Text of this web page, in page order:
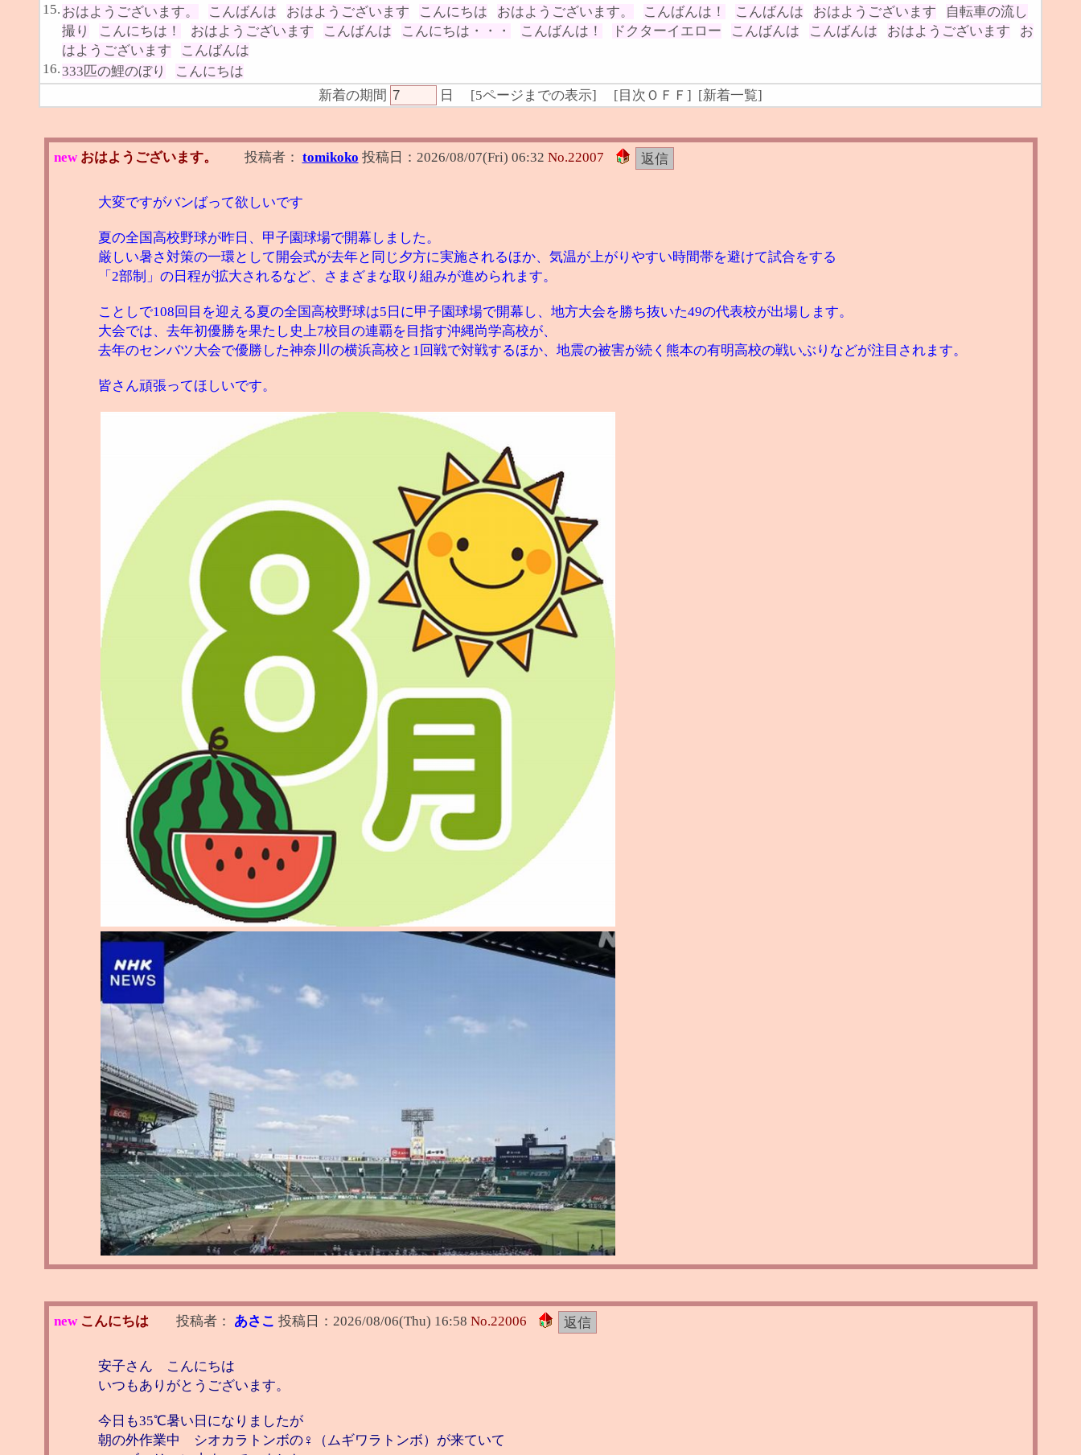
15. おはようございます。 こんばんは おはようございます こんにちは おはようございます。 こんばんは！ こんばんは おはようございます
自転車の流し
撮り
こんにちは！ おはようございます こんばんは こんにちは・・・ こんばんは！ ドクターイエロー こんばんは こんばんは おはようございます
お
はようございます
こんばんは
16.333匹の鯉のぼり
こんにちは
新着の期間
日 [5ページまでの表示] [ 目次ＯＦＦ ] [新着一覧]
new おはようございます。 投稿者： tomikoko 投稿日： 2026/08/07(Fri) 06:32 No.22007
大変ですがバンばって欲しいです
夏の全国高校野球が昨日、甲子園球場で開幕しました。
厳しい暑さ対策の一環として開会式が去年と同じ夕方に実施されるほか、気温が上がりやすい時間帯を避けて試合をする
「2部制」の日程が拡大されるなど、さまざまな取り組みが進められます。
ことしで108回目を迎える夏の全国高校野球は5日に甲子園球場で開幕し、地方大会を勝ち抜いた49の代表校が出場します。
大会では、去年初優勝を果たし史上7校目の連覇を目指す沖縄尚学高校が、
去年のセンバツ大会で優勝した神奈川の横浜高校と1回戦で対戦するほか、地震の被害が続く熊本の有明高校の戦いぶりなどが注目されます。
皆さん頑張ってほしいです。
new こんにちは 投稿者： あさこ 投稿日： 2026/08/06(Thu) 16:58 No.22006
安子さん こんにちは
いつもありがとうございます。
今日も35℃暑い日になりましたが
朝の外作業中 シオカラトンボの♀（ムギワラトンボ）が来ていて